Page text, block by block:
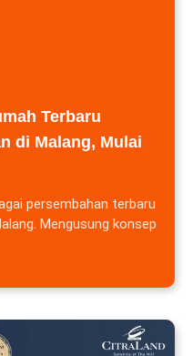
Terbaru
di Malang, Mulai
persembahan terbaru
Mengusung konsep